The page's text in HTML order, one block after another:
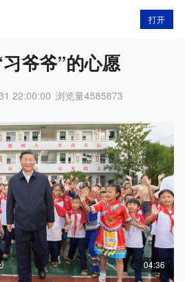
打开
爷爷”的心愿
22:00:00 浏览量4585873
04:36